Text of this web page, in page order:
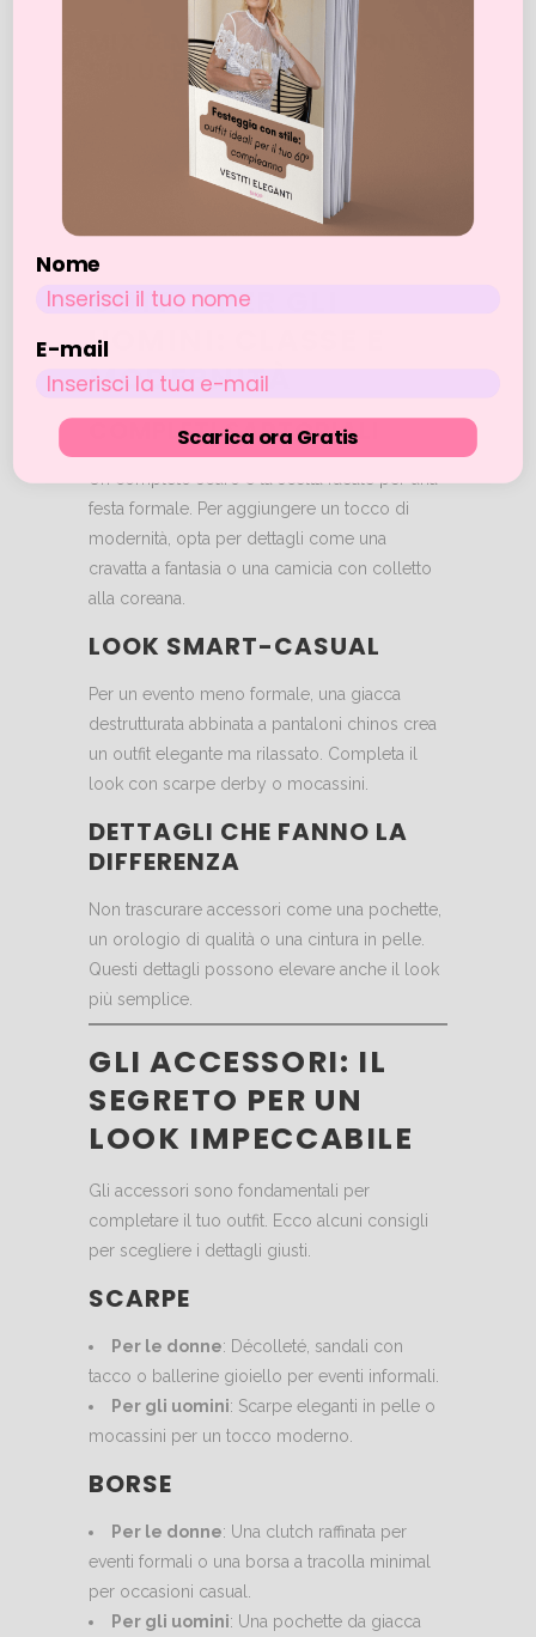
MIX & MATCH CON GONNE
Una combinazione di gonna e blusa può
essere una soluzione pratica ed elegante. Per
esempio, una gonna midi plissettata abbinata
a una blusa in seta crea un look perfetto per
un evento semi-formale.
OUTFIT PER GLI
UOMINI: CLASSE E
MODERNITÀ
COMPLETI SARTORIALI
Un completo scuro è la scelta ideale per una
festa formale. Per aggiungere un tocco di
modernità, opta per dettagli come una
cravatta a fantasia o una camicia con colletto
alla coreana.
LOOK SMART-CASUAL
Per un evento meno formale, una giacca
destrutturata abbinata a pantaloni chinos crea
un outfit elegante ma rilassato. Completa il
look con scarpe derby o mocassini.
DETTAGLI CHE FANNO LA
DIFFERENZA
Non trascurare accessori come una pochette,
un orologio di qualità o una cintura in pelle.
Questi dettagli possono elevare anche il look
più semplice.
GLI ACCESSORI: IL
SEGRETO PER UN
LOOK IMPECCABILE
Gli accessori sono fondamentali per
completare il tuo outfit. Ecco alcuni consigli
per scegliere i dettagli giusti.
SCARPE
Per le donne: Décolleté, sandali con
tacco o ballerine gioiello per eventi informali.
Per gli uomini: Scarpe eleganti in pelle o
mocassini per un tocco moderno.
BORSE
Per le donne: Una clutch raffinata per
eventi formali o una borsa a tracolla minimal
per occasioni casual.
Per gli uomini: Una pochette da giacca
Nome
E-mail
Scarica ora Gratis